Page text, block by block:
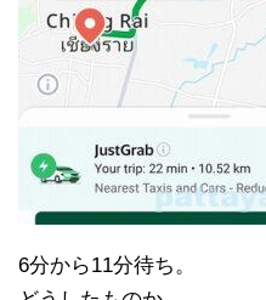
6分から11分待ち。